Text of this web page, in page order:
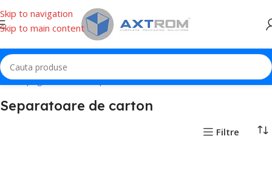
Skip to navigation
Skip to main content
Prima pagină Carton Separatoare de carton
Separatoare de carton
Filtre